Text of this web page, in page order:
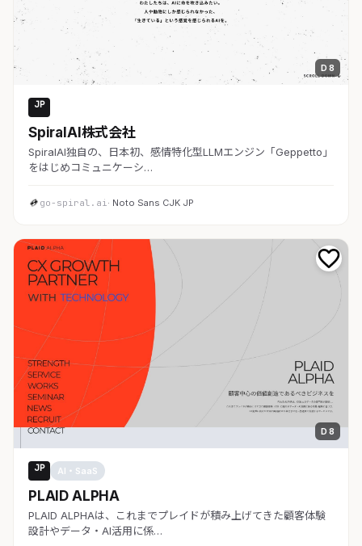
D 8
JP
SpiralAI株式会社
SpiralAI独自の、日本初、感情特化型LLMエンジン「Geppetto」
をはじめコミュニケーシ…
go-spiral.ai · Noto Sans CJK JP
D 8
JP AI・SaaS
PLAID ALPHA
PLAID ALPHAは、これまでプレイドが積み上げてきた顧客体験
設計やデータ・AI活用に係…